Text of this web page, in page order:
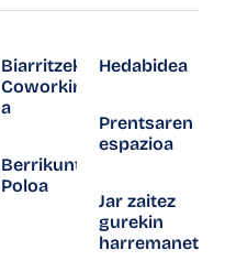
Biarritzeko
Coworking-
a
Berrikuntza
Poloa
Hedabidea
Prentsaren
espazioa
Jar zaitez
gurekin
harremanetan